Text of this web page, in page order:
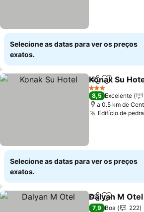
Selecione as datas para ver os preços
exatos.
PartilharAdicionar
Konak Su
3 Estrelas
8,5 Excelente
a 0.5 km de
Edifício de
Selecione as datas para ver os preços
exatos.
PartilharAdicionar
Dalyan M Otel
7,9 Boa
222